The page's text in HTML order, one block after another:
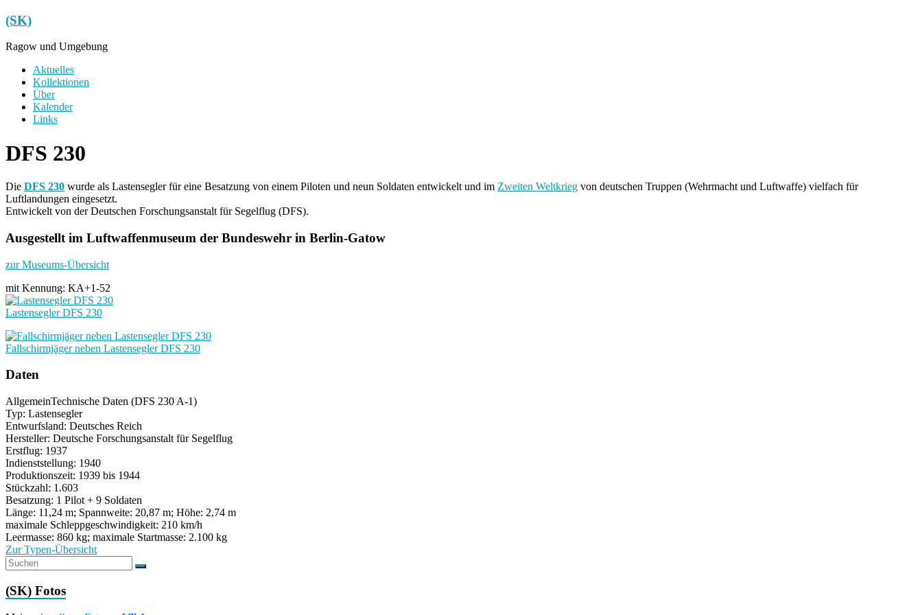
Zum
Inhalt
springen
(SK)
Ragow und Umgebung
Menü
Aktuelles
Kollektionen
Über
Kalender
Links
DFS 230
Die DFS 230 wurde als Lastensegler für eine Besatzung von einem Piloten und neun Soldaten entwickelt und im Zweiten Weltkrieg von deutschen Truppen (Wehrmacht und Luftwaffe) vielfach für
Luftlandungen eingesetzt.
Entwickelt von der Deutschen Forschungsanstalt für Segelflug (DFS).
Ausgestellt im Luftwaffenmuseum der Bundeswehr in Berlin-Gatow
zur Museums-Übersicht
mit Kennung: KA+1-52
Lastensegler DFS 230
Fallschirmjäger neben Lastensegler DFS 230
Daten
AllgemeinTechnische Daten (DFS 230 A-1)
Typ: Lastensegler
Entwurfsland: Deutsches Reich
Hersteller: Deutsche Forschungsanstalt für Segelflug
Erstflug: 1937
Indienststellung: 1940
Produktionszeit: 1939 bis 1944
Stückzahl: 1.603
Besatzung: 1 Pilot + 9 Soldaten
Länge: 11,24 m; Spannweite: 20,87 m; Höhe: 2,74 m
maximale Schleppgeschwindigkeit: 210 km/h
Leermasse: 860 kg; maximale Startmasse: 2.100 kg
Zur Typen-Übersicht
(SK) Fotos